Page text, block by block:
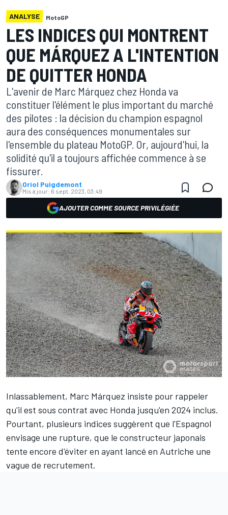
ANALYSE MotoGP
LES INDICES QUI MONTRENT
QUE MÁRQUEZ A L'INTENTION
DE QUITTER HONDA
L'avenir de Marc Márquez chez Honda va
constituer l'élément le plus important du marché
des pilotes : la décision du champion espagnol
aura des conséquences monumentales sur
l'ensemble du plateau MotoGP. Or, aujourd'hui, la
solidité qu'il a toujours affichée commence à se
fissurer.
Oriol Puigdemont
Mis à jour: 6 sept. 2023, 03:49
AJOUTER COMME SOURCE PRIVILÉGIÉE
Inlassablement, Marc Márquez insiste pour rappeler
qu'il est sous contrat avec Honda jusqu'en 2024 inclus.
Pourtant, plusieurs indices suggèrent que l'Espagnol
envisage une rupture, que le constructeur japonais
tente encore d'éviter en ayant lancé en Autriche une
vague de recrutement.